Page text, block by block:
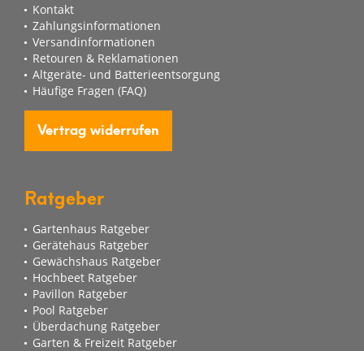
Kontakt
Zahlungsinformationen
Versandinformationen
Retouren & Reklamationen
Altgeräte- und Batterieentsorgung
Häufige Fragen (FAQ)
Vertrag widerrufen
Ratgeber
Gartenhaus Ratgeber
Gerätehaus Ratgeber
Gewächshaus Ratgeber
Hochbeet Ratgeber
Pavillon Ratgeber
Pool Ratgeber
Überdachung Ratgeber
Garten & Freizeit Ratgeber